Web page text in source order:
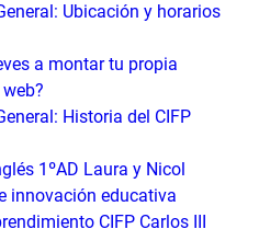
Ubicación y horarios
a montar tu propia
Historia del CIFP
1ºAD Laura y Nicol
innovación educativa
CIFP Carlos III